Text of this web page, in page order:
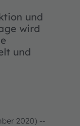
und
wird
und
2020) --